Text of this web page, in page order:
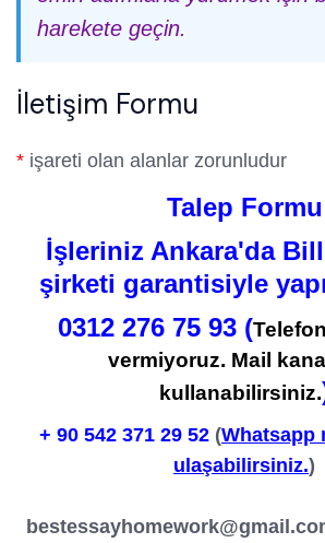
harekete geçin.
İletişim Formu
* işareti olan alanlar zorunludur
Talep Formu
İşleriniz Ankara'da
şirketi garantisiyle
0312 276 75 93 (
vermiyoruz. Mail
kullanabilirsiniz.
+ 90 542 371 29 52 (Whatsapp
ulaşabilirsiniz.)